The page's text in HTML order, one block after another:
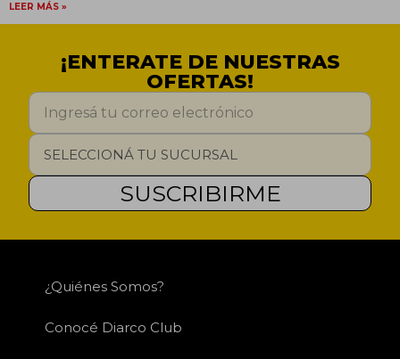
LEER MÁS »
¡ENTERATE DE NUESTRAS
OFERTAS!
SUSCRIBIRME
¿Quiénes Somos?
Conocé Diarco Club